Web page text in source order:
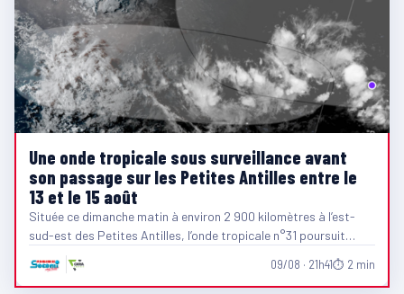
Une onde tropicale sous surveillance avant
son passage sur les Petites Antilles entre le
13 et le 15 août
Située ce dimanche matin à environ 2 900 kilomètres à l’est-
sud-est des Petites Antilles, l’onde tropicale n°31 poursuit…
09/08 · 21h41⏱ 2 min